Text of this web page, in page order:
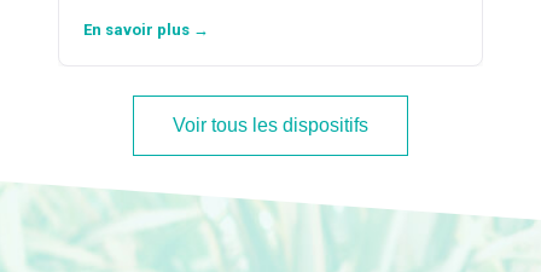
En savoir plus →
Voir tous les dispositifs